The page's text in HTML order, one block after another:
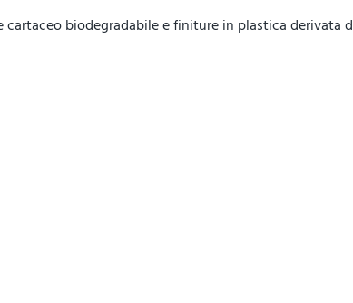
biodegradabile e finiture in plastica derivata